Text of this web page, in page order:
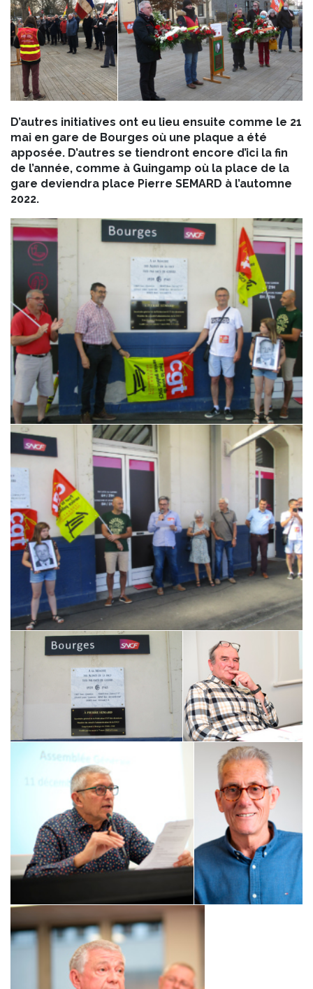
D’autres initiatives ont eu lieu ensuite comme le 21
mai en gare de Bourges où une plaque a été
apposée. D’autres se tiendront encore d’ici la fin
de l’année, comme à Guingamp où la place de la
gare deviendra place Pierre SEMARD à l’automne
2022.